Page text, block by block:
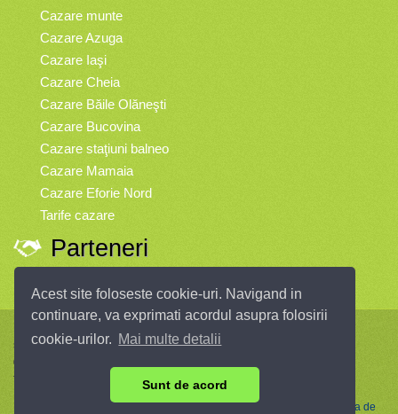
Acest site foloseste cookie-uri. Navigand in
continuare, va exprimati acordul asupra folosirii
cookie-urilor. Mai multe detalii
Sunt de acord
Cazare munte
Cazare Azuga
Cazare Iaşi
Cazare Cheia
Cazare Băile Olăneşti
Cazare Bucovina
Cazare staţiuni balneo
Cazare Mamaia
Cazare Eforie Nord
Tarife cazare
Parteneri
speciale, rezervări online.
© 2004 - 2026 SC InfoTurism Media SRL.
Toate drepturile rezervate.
Politica de